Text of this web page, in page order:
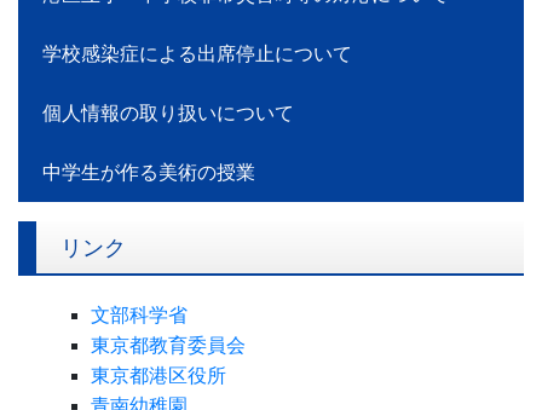
学校感染症による出席停止について
個人情報の取り扱いについて
中学生が作る美術の授業
リンク
文部科学省
東京都教育委員会
東京都港区役所
青南幼稚園